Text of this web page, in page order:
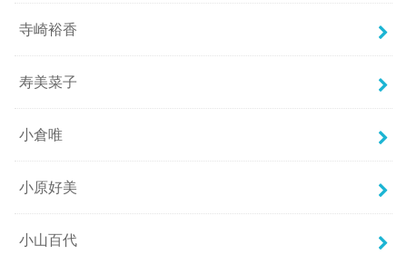
寺崎裕香
寿美菜子
小倉唯
小原好美
小山百代